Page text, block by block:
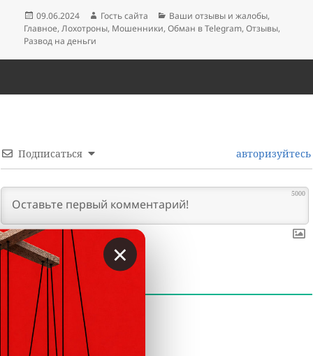
Опубликовано
09.06.2024 Автор
Гость сайта Рубрики
Ваши отзывы и жалобы,
Главное,Лохотроны, Мошенники,Обман в Telegram,Отзывы,
Развод на деньги
Подписаться авторизуйтесь
5000
КОММЕНТАРИИ
×